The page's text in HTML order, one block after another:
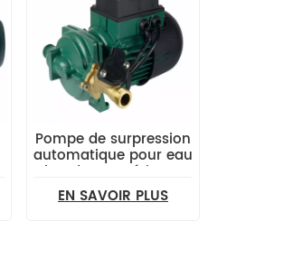
Pompe de surpression
automatique pour eau
chaude DAB série KHA
EN SAVOIR PLUS